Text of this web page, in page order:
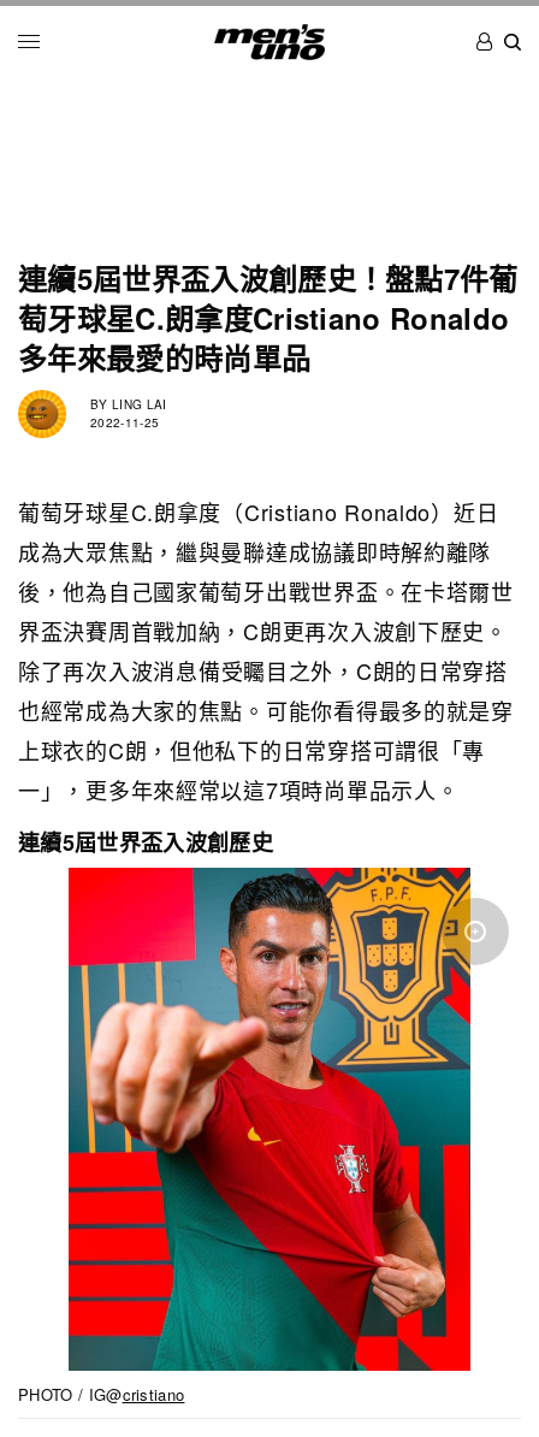
連續5屆世界盃入波創歷史！盤點7件葡
萄牙球星C.朗拿度Cristiano Ronaldo
多年來最愛的時尚單品
BY LING LAI
2022-11-25
葡萄牙球星C.朗拿度（Cristiano Ronaldo）近日
成為大眾焦點，繼與曼聯達成協議即時解約離隊
後，他為自己國家葡萄牙出戰世界盃。在卡塔爾世
界盃決賽周首戰加納，C朗更再次入波創下歷史。
除了再次入波消息備受矚目之外，C朗的日常穿搭
也經常成為大家的焦點。可能你看得最多的就是穿
上球衣的C朗，但他私下的日常穿搭可謂很「專
一」，更多年來經常以這7項時尚單品示人。
連續5屆世界盃入波創歷史
PHOTO / IG@cristiano